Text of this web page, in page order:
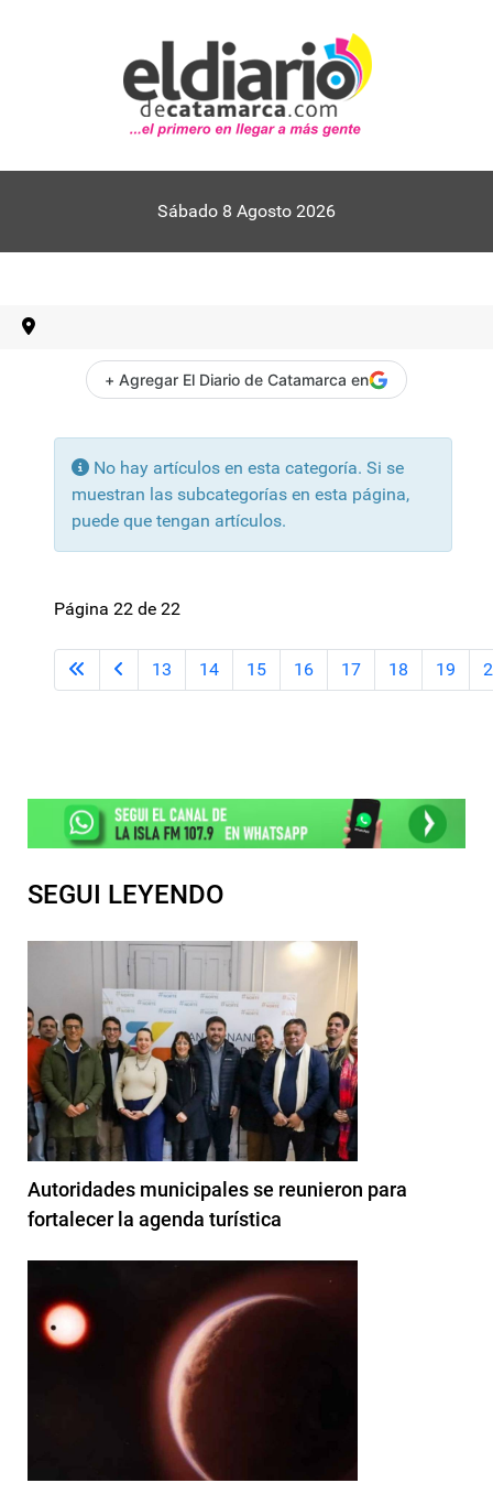
Sábado 8 Agosto 2026
+ Agregar El Diario de Catamarca en
Información
No hay artículos en esta categoría. Si se
muestran las subcategorías en esta página,
puede que tengan artículos.
Página 22 de 22
13 14 15 16 17 18 19
SEGUI LEYENDO
Autoridades municipales se reunieron para
fortalecer la agenda turística